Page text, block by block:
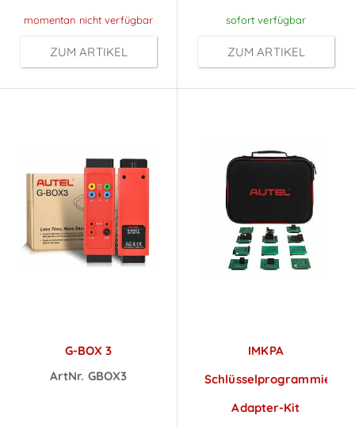
momentan nicht verfügbar
ZUM ARTIKEL
sofort verfügbar
ZUM ARTIKEL
G-BOX 3
ArtNr. GBOX3
IMKPA
Adapter-Kit